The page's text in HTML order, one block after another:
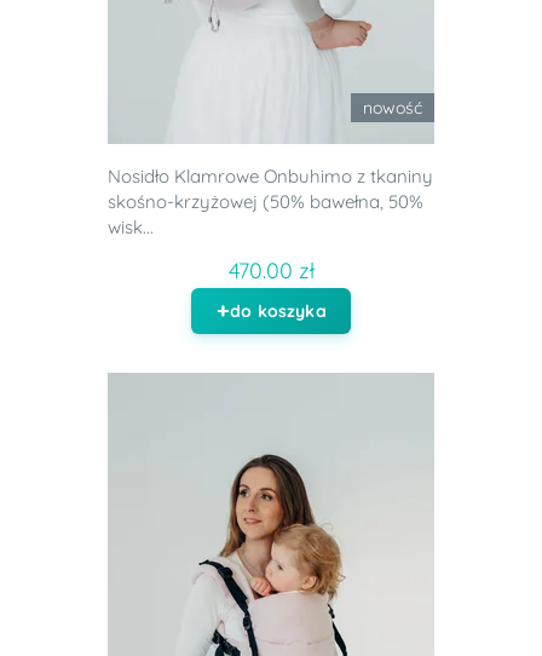
nowość
Nosidło Klamrowe Onbuhimo z tkaniny
skośno-krzyżowej (50% bawełna, 50%
wisk...
470.00 zł
do koszyka